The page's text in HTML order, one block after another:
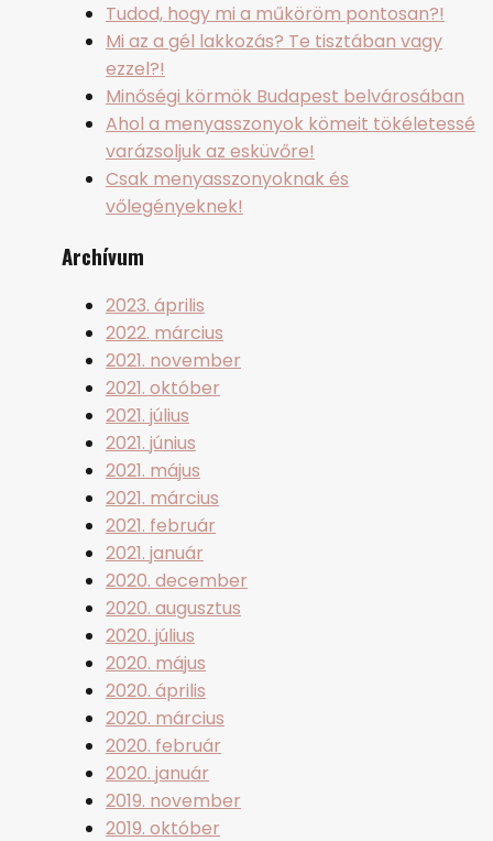
Tudod, hogy mi a műköröm pontosan?!
Mi az a gél lakkozás? Te tisztában vagy
ezzel?!
Minőségi körmök Budapest belvárosában
Ahol a menyasszonyok kömeit tökéletessé
varázsoljuk az esküvőre!
Csak menyasszonyoknak és
vőlegényeknek!
Archívum
2023. április
2022. március
2021. november
2021. október
2021. július
2021. június
2021. május
2021. március
2021. február
2021. január
2020. december
2020. augusztus
2020. július
2020. május
2020. április
2020. március
2020. február
2020. január
2019. november
2019. október